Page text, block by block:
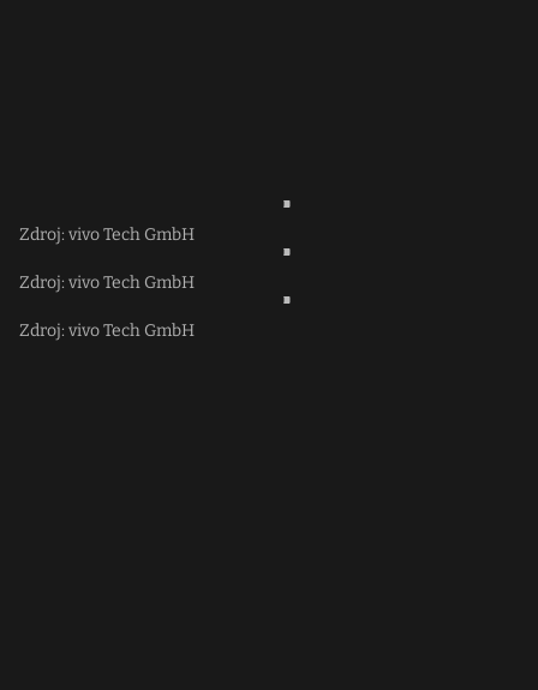
Zdroj: vivo Tech GmbH
Zdroj: vivo Tech GmbH
Zdroj: vivo Tech GmbH